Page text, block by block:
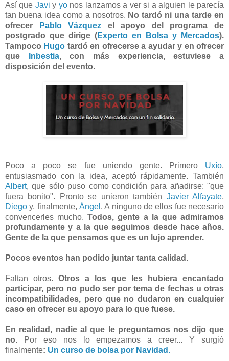
Así que Javi y yonos lanzamos a ver si a alguien le parecía
tan buena idea como a nosotros. No tardó ni una tarde en
ofrecer
Pablo Vázquez el apoyo del programa de
postgrado que dirige (Experto en Bolsa y Mercados).
Tampoco Hugo tardó en ofrecerse a ayudar y en ofrecer
que
Inbestia, con más experiencia, estuviese a
disposición del evento.
Poco a poco se fue uniendo gente. Primero Uxío,
entusiasmado con la idea, aceptó rápidamente. También
Albert, que sólo puso como condición para añadirse: "que
fuera bonito". Pronto se unieron también Javier Alfayate,
Diego y, finalmente, Ángel . A ninguno de ellos fue necesario
convencerles mucho.Todos, gente a la que admiramos
profundamente y a la que seguimos desde hace años.
Gente de la que pensamos que es un lujo aprender.
Pocos eventos han podido juntar tanta calidad.
Faltan otros. Otros a los que les hubiera encantado
participar, pero no pudo ser por tema de fechas u otras
incompatibilidades, pero que no dudaron en cualquier
caso en ofrecer su apoyo para lo que fuese.
En realidad, nadie al que le preguntamos nos dijo que
no.
Por eso nos lo empezamos a creer... Y surgió
finalmente: Un curso de bolsa por Navidad.